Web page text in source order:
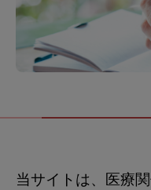
当サイトは、医療